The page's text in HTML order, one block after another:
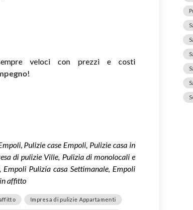
veloci con prezzi e costi
!
Pulizie case Empoli, Pulizie casa in
di pulizie Ville, Pulizia di monolocali e
Pulizia casa Settimanale, Empoli
affitto
Impresa di pulizie Appartamenti